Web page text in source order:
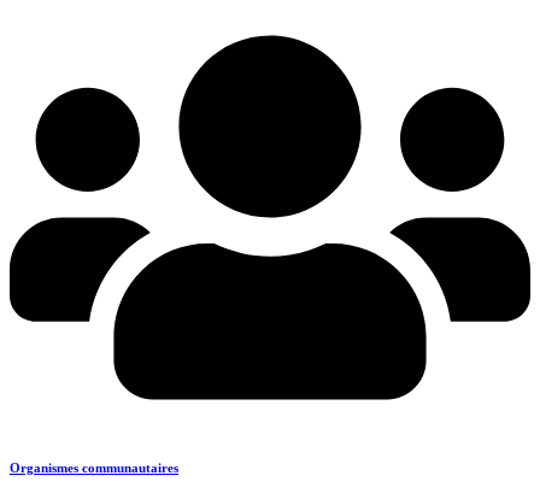
Organismes communautaires